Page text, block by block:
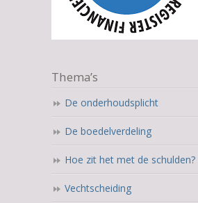
Thema’s
De onderhoudsplicht
De boedelverdeling
Hoe zit het met de schulden?
Vechtscheiding